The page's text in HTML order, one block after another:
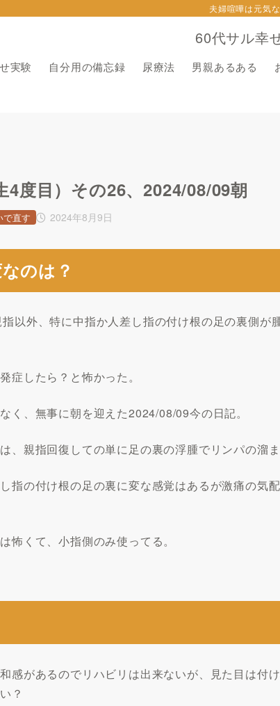
60代サル幸
夫婦喧嘩は元気
実験 自分用の備忘録 尿療法 男親あるある
4度目）その26、2024/08/09朝
2024年8月9日
で直す
のは？
以外、特に中指か人差し指の付け根の足の裏側が
症したら？と怖かった。
く、無事に朝を迎えた2024/08/09今の日記。
、親指回復しての単に足の裏の浮腫でリンパの溜
指の付け根の足の裏に変な感覚はあるが激痛の気
怖くて、小指側のみ使ってる。
感があるのでリハビリは出来ないが、見た目は付
？